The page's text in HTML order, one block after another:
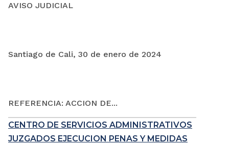
AVISO JUDICIAL
Santiago de Cali, 30 de enero de 2024
REFERENCIA: ACCION DE...
CENTRO DE SERVICIOS ADMINISTRATIVOS
JUZGADOS EJECUCION PENAS Y MEDIDAS